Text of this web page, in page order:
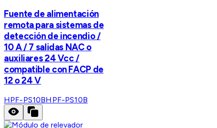
Fuente de alimentación
remota para sistemas de
detección de incendio /
10 A / 7 salidas NAC o
auxiliares 24 Vcc /
compatible con FACP de
12 o 24 V
HPF-PS10BHPF-PS10B